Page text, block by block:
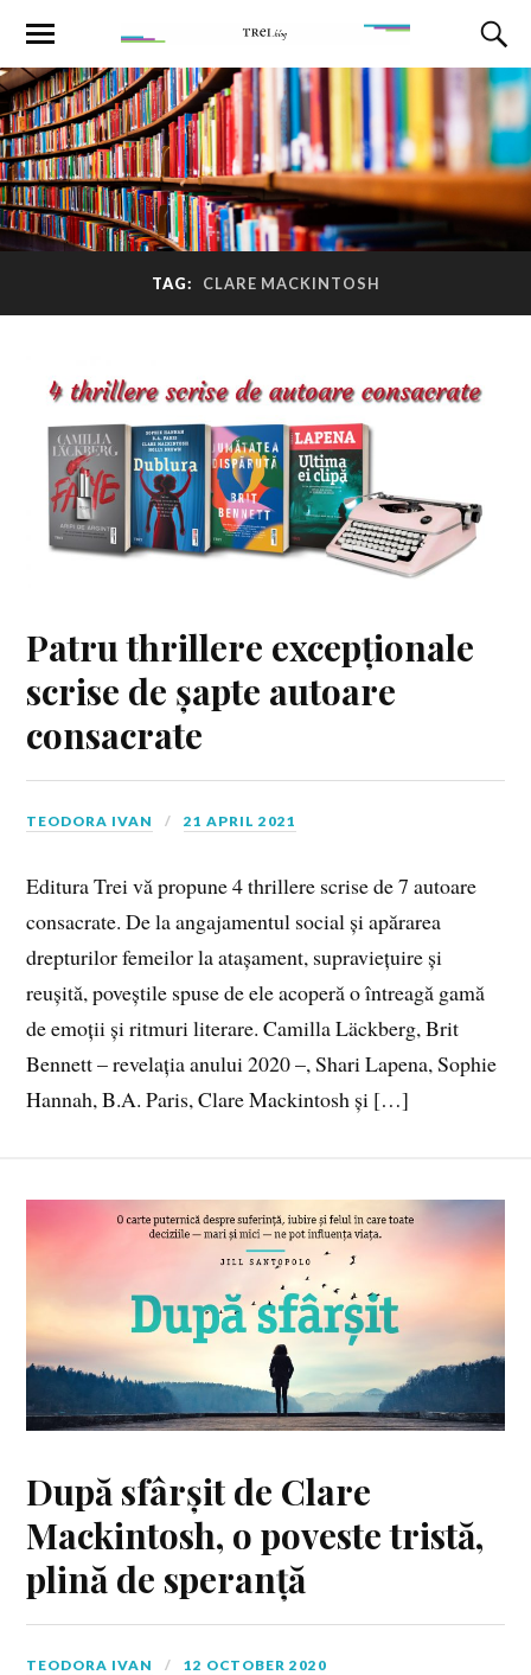
TAG: CLARE MACKINTOSH
Patru thrillere excepționale
scrise de șapte autoare
consacrate
TEODORA IVAN 21 APRIL 2021
Editura Trei vă propune 4 thrillere scrise de 7 autoare
consacrate. De la angajamentul social și apărarea
drepturilor femeilor la atașament, supraviețuire și
reușită, poveștile spuse de ele acoperă o întreagă gamă
de emoții și ritmuri literare. Camilla Läckberg, Brit
Bennett – revelația anului 2020 –, Shari Lapena, Sophie
Hannah, B.A. Paris, Clare Mackintosh și […]
După sfârșit de Clare
Mackintosh, o poveste tristă,
plină de speranță
TEODORA IVAN 12 OCTOBER 2020